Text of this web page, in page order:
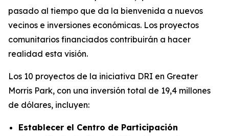
pasado al tiempo que da la bienvenida a nuevos
vecinos e inversiones económicas. Los proyectos
comunitarios financiados contribuirán a hacer
realidad esta visión.
Los 10 proyectos de la iniciativa DRI en Greater
Morris Park, con una inversión total de 19,4 millones
de dólares, incluyen:
Establecer el Centro de Participación